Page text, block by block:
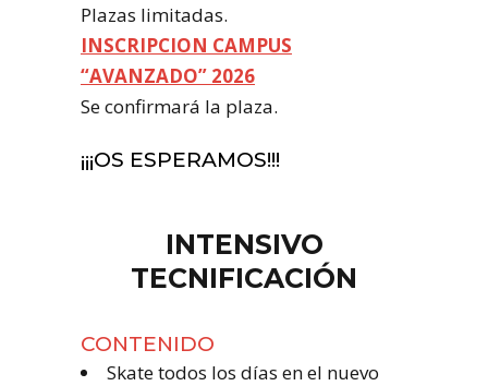
Plazas limitadas.
INSCRIPCION CAMPUS
“AVANZADO” 2026
Se confirmará la plaza.
¡¡¡OS ESPERAMOS!!!
INTENSIVO
TECNIFICACIÓN
CONTENIDO
Skate todos los días en el nuevo